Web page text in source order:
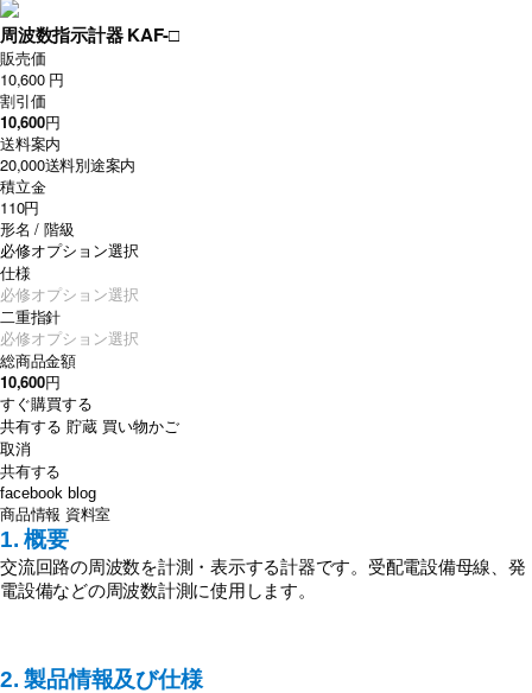
周波数指示計器 KAF-□
販売価
10,600 円
割引価
10,600円
送料案内
20,000送料別途案内
積立金
110円
形名 / 階級
仕様
二重指針
総商品金額
10,600円
すぐ購買する
共有する 貯蔵 買い物かご
取消
共有する
facebook blog
商品情報 資料室
1. 概要
交流回路の周波数を計測・表示する計器です。受配電設備母線、発
電設備などの周波数計測に使用します。
2. 製品情報及び仕様